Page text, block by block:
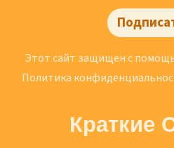
Этот сайт защищен с
Политика
Краткие